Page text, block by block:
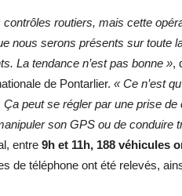
routiers, mais cette
nous serons présents sur toute
La tendance n’est pas bonne »,
de Pontarlier. « Ce n’est
peut se régler par une prise
son GPS ou de conduire
entre 9h et 11h, 188 véhicules
de téléphone ont été relevés,